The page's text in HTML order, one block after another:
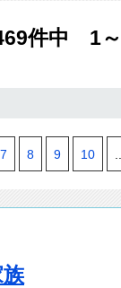
件中 1～
7 8 9 10